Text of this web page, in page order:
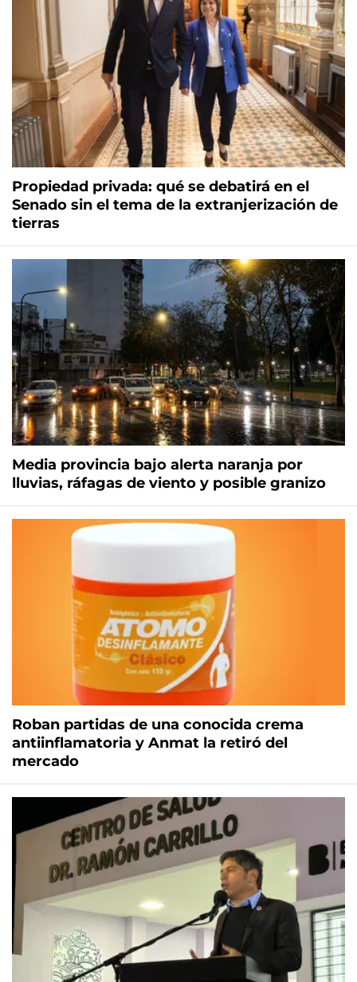
Propiedad privada: qué se debatirá en el
Senado sin el tema de la extranjerización de
tierras
Media provincia bajo alerta naranja por
lluvias, ráfagas de viento y posible granizo
Roban partidas de una conocida crema
antiinflamatoria y Anmat la retiró del
mercado